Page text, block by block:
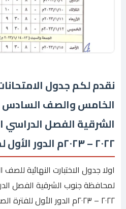
نقدم لكم جدول
الخامس والصف
الشرقية الفصل الدراسي
٢٠٢٢ – ٢٠٢٣م الدور الأول لمنهج سلطنة عمان
اولا جدول الاختبارت النهائية
لمحافظة جنوب الشرقية الفصل
٢٠٢٢ – ٢٠٢٣م الدور الأول للفترة الصباحية